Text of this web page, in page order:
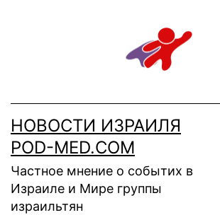
НОВОСТИ ИЗРАИЛЯ
POD-MED.COM
Частное мнение о событих в
Израиле и Мире группы
израильтян